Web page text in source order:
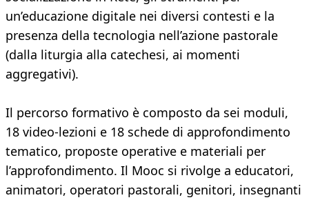
un’educazione digitale nei diversi contesti e la
presenza della tecnologia nell’azione pastorale
(dalla liturgia alla catechesi, ai momenti
aggregativi).
Il percorso formativo è composto da sei moduli,
18 video-lezioni e 18 schede di approfondimento
tematico, proposte operative e materiali per
l’approfondimento. Il Mooc si rivolge a educatori,
animatori, operatori pastorali, genitori, insegnanti